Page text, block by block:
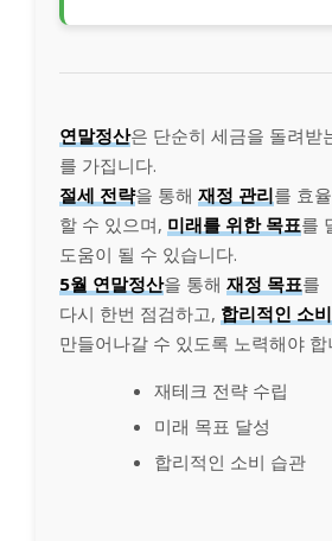
연말정산은 단순히 세금을 돌려받
를 가집니다.
절세 전략을 통해 재정 관리를 효
할 수 있으며, 미래를 위한 목표를
도움이 될 수 있습니다.
5월 연말정산을 통해 재정 목표를
다시 한번 점검하고, 합리적인 소
만들어나갈 수 있도록 노력해야 합
재테크 전략 수립
미래 목표 달성
합리적인 소비 습관